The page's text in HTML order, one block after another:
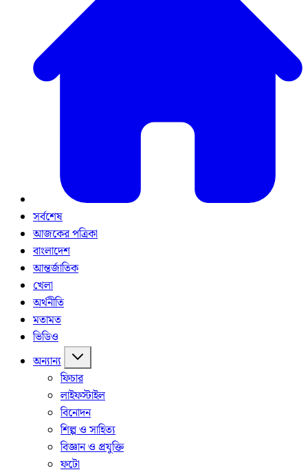
সর্বশেষ
আজকের পত্রিকা
বাংলাদেশ
আন্তর্জাতিক
খেলা
অর্থনীতি
মতামত
ভিডিও
অন্যান্য
ফিচার
লাইফস্টাইল
বিনোদন
শিল্প ও সাহিত্য
বিজ্ঞান ও প্রযুক্তি
ফটো